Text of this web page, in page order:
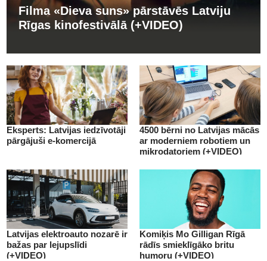
Filma «Dieva suns» pārstāvēs Latviju
Rīgas kinofestivālā (+VIDEO)
Eksperts: Latvijas iedzīvotāji
pārgājuši e-komercijā
4500 bērni no Latvijas mācās
ar moderniem robotiem un
mikrodatoriem (+VIDEO)
Latvijas elektroauto nozarē ir
bažas par lejupslīdi
(+VIDEO)
Komiķis Mo Gilligan Rīgā
rādīs smieklīgāko britu
humoru (+VIDEO)